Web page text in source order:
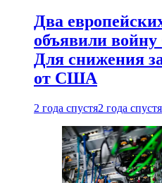
Два
объявили войну
Для снижения
от США
2 года спустя2 года спустя